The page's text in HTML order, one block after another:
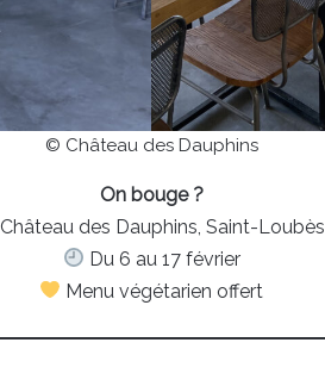
© Château des Dauphins
On bouge ?
Château des Dauphins, Saint-Loubès
Du 6 au 17 février
Menu végétarien offert